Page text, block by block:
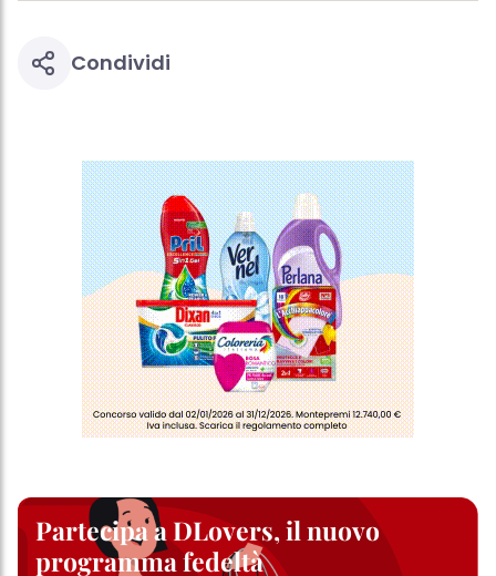
Condividi
Partecipa a DLovers, il nuovo
programma fedeltà
ulteriori informazioni sui cookie utilizzati su questo sito Web, in
particolare sul loro periodo di conservazione, consultare le
trattamento dei tuoi dati / sull'uso dei cookie e consentirli per uno o
più degli scopi sopra menzionati. Cliccando su "Accetta tutto",
acconsenti all'uso dei cookie e al trattamento dei tuoi dati
personali per tutte le finalità sopra indicate. Se fai clic su "Rifiuta",
verranno utilizzati solo i cookie tecnicamente necessari per fornirti
questo sito web.